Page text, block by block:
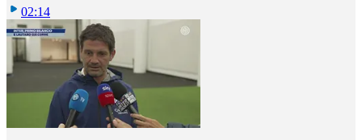
02:14